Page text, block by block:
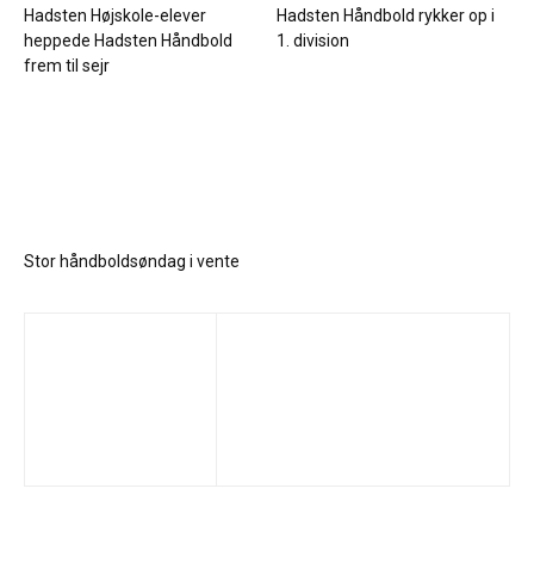
Hadsten Højskole-elever
heppede Hadsten Håndbold
frem til sejr
Hadsten Håndbold rykker op i
1. division
Stor håndboldsøndag i vente